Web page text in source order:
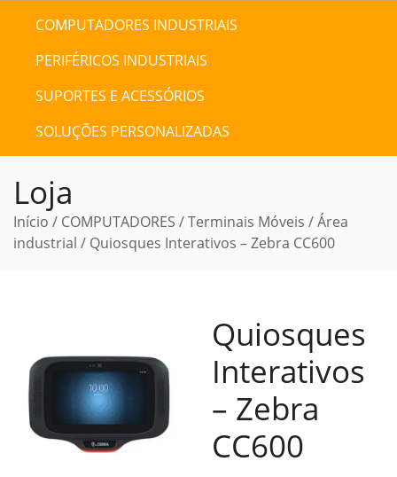
COMPUTADORES INDUSTRIAIS
PERIFÉRICOS INDUSTRIAIS
SUPORTES E ACESSÓRIOS
SOLUÇÕES PERSONALIZADAS
Loja
Início / COMPUTADORES /Terminais Móveis /Área
industrial / Quiosques Interativos – Zebra CC600
Quiosques
Interativos
– Zebra
CC600